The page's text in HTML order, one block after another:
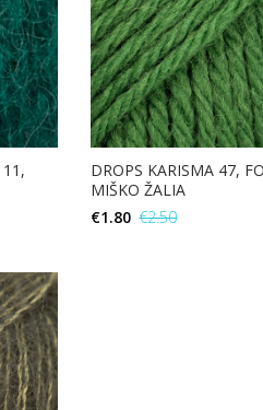
DROPS KARISMA 47,
MIŠKO ŽALIA
€1.80 €2.50